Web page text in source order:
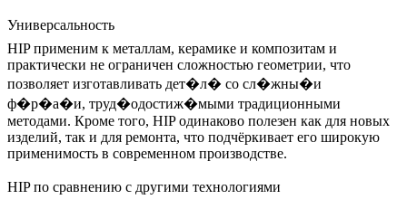
Универсальность
HIP применим к металлам, керамике и композитам и
практически не ограничен сложностью геометрии, что
позволяет изготавливать дет�л� со сл�жны�и
ф�р�а�и, труд�одостиж�мыми традиционными
методами. Кроме того, HIP одинаково полезен как для новых
изделий, так и для ремонта, что подчёркивает его широкую
применимость в современном производстве.
HIP по сравнению с другими технологиями